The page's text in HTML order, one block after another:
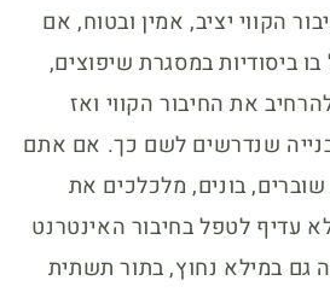
הקווי יציב, אמין ובטוח, אם
ביסודיות במסגרת שיפוצים,
את החיבור הקווי ואז
שנדרשים לשם כך. אם אתם
בונים, מלכלכים את
עדיף לטפל בחיבור האינטרנט
גם במילא נחוץ, בתור תשתית